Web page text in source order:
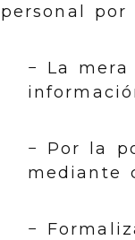
personal por
− La
− Por la
mediante
−